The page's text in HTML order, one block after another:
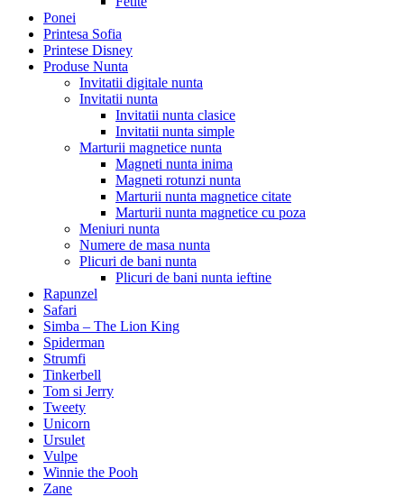
Ponei
Printesa Sofia
Printese Disney
Produse Nunta
Invitatii digitale nunta
Invitatii nunta
Invitatii nunta clasice
Invitatii nunta simple
Marturii magnetice nunta
Magneti nunta inima
Magneti rotunzi nunta
Marturii nunta magnetice citate
Marturii nunta magnetice cu poza
Meniuri nunta
Numere de masa nunta
Plicuri de bani nunta
Plicuri de bani nunta ieftine
Rapunzel
Safari
Simba – The Lion King
Spiderman
Strumfi
Tinkerbell
Tom si Jerry
Tweety
Unicorn
Ursulet
Vulpe
Winnie the Pooh
Zane